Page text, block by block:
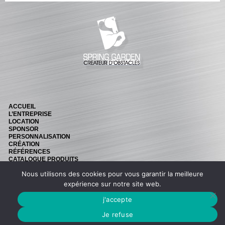
Barre hors coeur
Barre octogonale
FICHES ET RAILS
Fiches
Barrières de pied
ACCUEIL
L’ENTREPRISE
LOCATION
SPONSOR
PERSONNALISATION
CRÉATION
RÉFÉRENCES
CATALOGUE PRODUITS
CONTACT
Retouvez nous sur Facebook
© SPRING GARDEN - MENTIONS LÉGALES
Nous utilisons des cookies pour vous garantir la meilleure
expérience sur notre site web.
j'accepte
Je refuse